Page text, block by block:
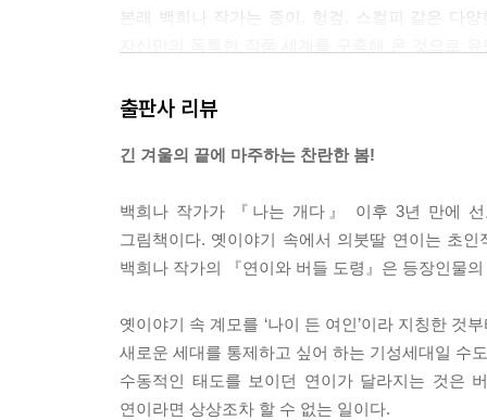
본래 백희나 작가는 종이, 헝겊, 스컬피 같은 다
선물 세트와 같은 최고의 선물이 된 것입니다.
한편 『연이와 버들도령』은 독자에 따라 다양
희망의 메시지와 함께 긴 겨울의 끝에 마주할 눈부
출판사 리뷰
긴 겨울의 끝에 마주하는 찬란한 봄!
백희나 작가가 『나는 개다』 이후 3년 만에
그림책이다. 옛이야기 속에서 의붓딸 연이는 초
백희나 작가의 『연이와 버들 도령』은 등장인물
옛이야기 속 계모를 ‘나이 든 여인’이라 지칭한 것
새로운 세대를 통제하고 싶어 하는 기성세대일 수
수동적인 태도를 보이던 연이가 달라지는 것은
연이라면 상상조차 할 수 없는 일이다.